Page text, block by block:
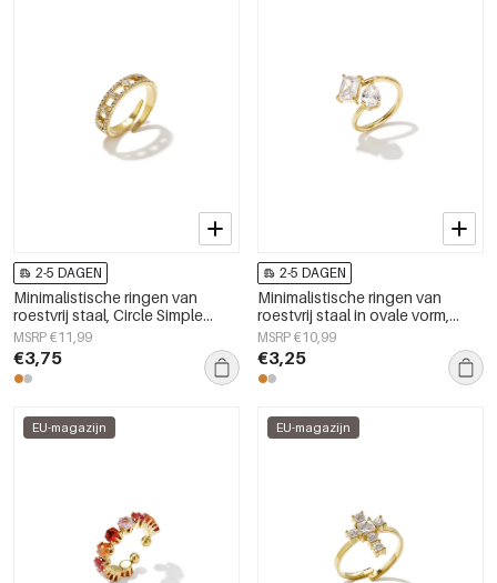
2-5 DAGEN
Minimalistische ringen van
roestvrij staal, Circle Simple
Daily Simple-serie,
damessieraden.
MSRP €11,99
€3,75
2-5 DAGEN
Minimalistische ringen van
roestvrij staal in ovale vorm,
eenvoudige dagelijkse sieraden
uit de Simple Series voor dames.
MSRP €10,99
€3,25
EU-magazijn EU-magazijn